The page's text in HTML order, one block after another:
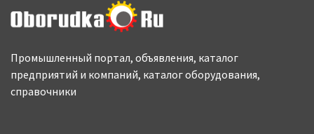
Промышленный портал, объявления, каталог
предприятий и компаний, каталог оборудования,
справочники